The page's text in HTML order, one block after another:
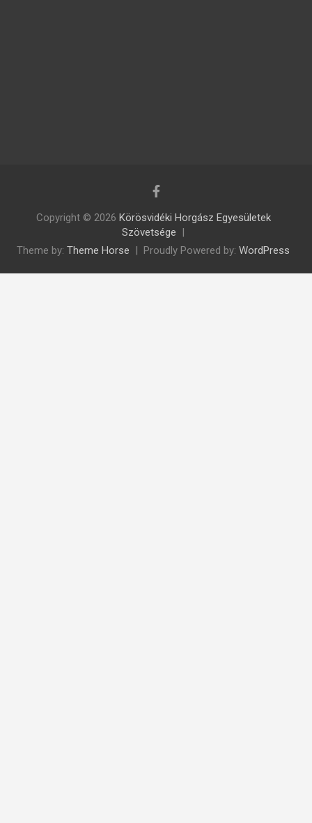
Copyright © 2026 Körösvidéki Horgász Egyesületek
Szövetsége
Theme by: Theme Horse Proudly Powered by: WordPress